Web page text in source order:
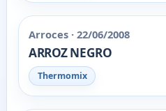
Arroces · 22/06/2008
ARROZ NEGRO
Thermomix